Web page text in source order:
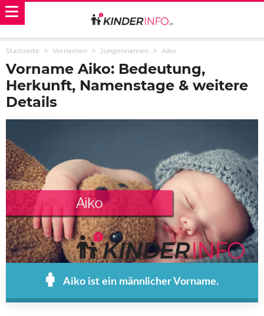
Startseite Vornamen Jungennamen Aiko
Vorname Aiko: Bedeutung,
Herkunft, Namenstage & weitere
Details
Aiko ist ein männlicher Vorname.